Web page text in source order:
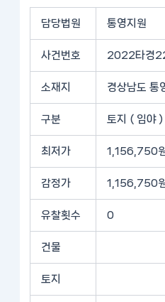
담당법원 통영지원
사건번호 2022타경
소재지 경상남도 통
구분 토지 ( 임야 )
최저가 1,156,750
감정가 1,156,750
유찰횟수 0
건물
토지